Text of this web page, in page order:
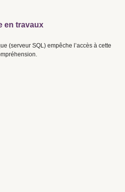
en travaux
(serveur SQL) empêche l’accès à cette